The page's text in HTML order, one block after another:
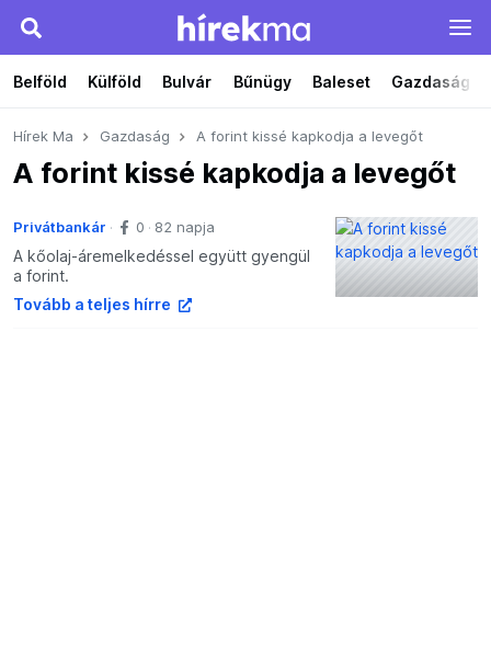
Belföld Külföld Bulvár Bűnügy Baleset Gazdaság
Hírek Ma Gazdaság A forint kissé kapkodja a levegőt
A forint kissé kapkodja a levegőt
Privátbankár 0 82 napja
A kőolaj-áremelkedéssel együtt gyengül
a forint.
Tovább a teljes hírre